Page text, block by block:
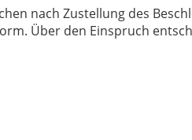
nach Zustellung des
Über den Einspruch